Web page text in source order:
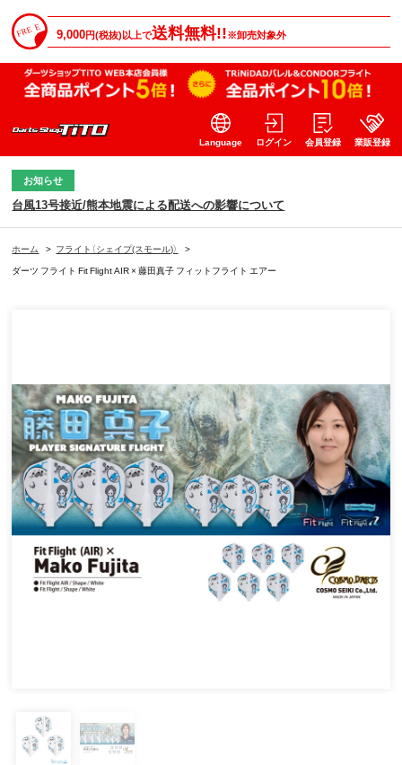
9,000円(税抜)以上で送料無料!!※卸売対象外
Language ログイン 会員登録 業販登録
お知らせ
台風13号接近/熊本地震による配送への影響について
ホーム > フライト（シェイプ(スモール)）
>
ダーツ フライト Fit Flight AIR × 藤田真子 フィットフライト エアー